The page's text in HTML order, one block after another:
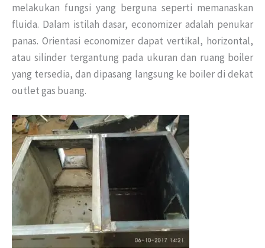
melakukan fungsi yang berguna seperti memanaskan
fluida. Dalam istilah dasar, economizer adalah penukar
panas. Orientasi economizer dapat vertikal, horizontal,
atau silinder tergantung pada ukuran dan ruang boiler
yang tersedia, dan dipasang langsung ke boiler di dekat
outlet gas buang.